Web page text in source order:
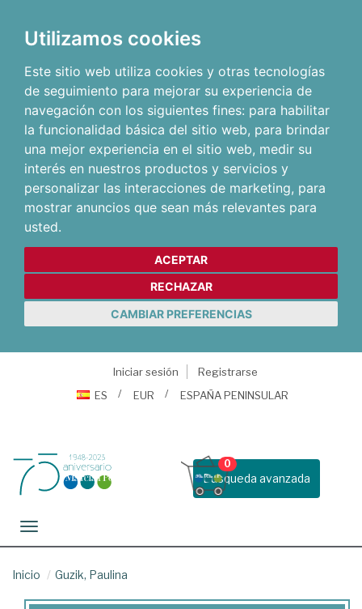
Utilizamos cookies
Este sitio web utiliza cookies y otras tecnologías
de seguimiento para mejorar su experiencia de
navegación con los siguientes fines: para habilitar
la funcionalidad básica del sitio web, para brindar
una mejor experiencia en el sitio web, medir su
interés en nuestros productos y servicios y
personalizar las interacciones de marketing, para
mostrar anuncios que sean más relevantes para
usted.
ACEPTAR
RECHAZAR
CAMBIAR PREFERENCIAS
Iniciar sesión
Registrarse
ES
EUR ESPAÑA PENINSULAR
Busqueda avanzada
0
Toggle navigation
Inicio Guzik, Paulina